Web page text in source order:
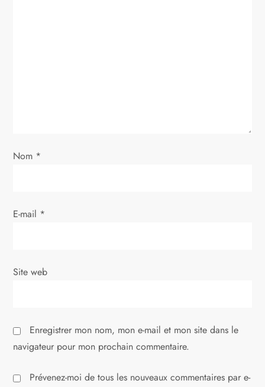
’
r
i
l
e
Nom *
E-mail *
Site web
Enregistrer mon nom, mon e-mail et mon site dans le
navigateur pour mon prochain commentaire.
Prévenez-moi de tous les nouveaux commentaires par e-